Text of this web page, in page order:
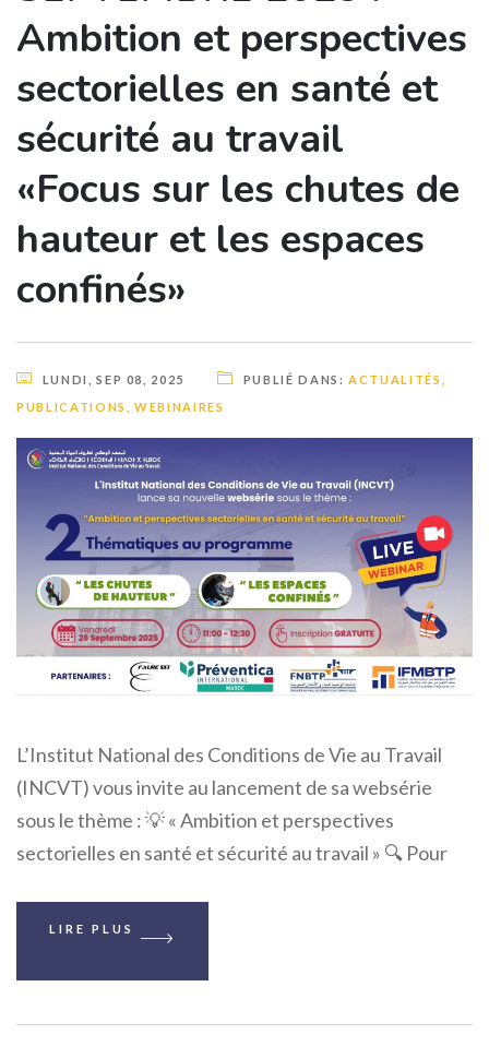
Ambition et perspectives
sectorielles en santé et
sécurité au travail
«Focus sur les chutes de
hauteur et les espaces
confinés»
LUNDI, SEP 08, 2025 PUBLIÉ DANS:ACTUALITÉS
PUBLICATIONS
,WEBINAIRES
L’Institut National des Conditions de Vie au Travail
(INCVT) vous invite au lancement de sa websérie
sous le thème : 💡 « Ambition et perspectives
sectorielles en santé et sécurité au travail » 🔍 Pour
LIRE PLUS